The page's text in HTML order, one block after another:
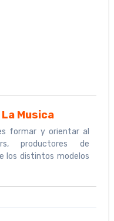
Musica
formar y orientar al
productores de
los distintos modelos